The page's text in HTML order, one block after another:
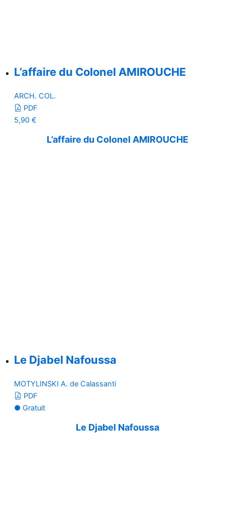
L’affaire du Colonel AMIROUCHE
ARCH. COL.
PDF
5,90 €
L’affaire du Colonel AMIROUCHE
Le Djabel Nafoussa
MOTYLINSKI A. de Calassanti
PDF
● Gratuit
Le Djabel Nafoussa